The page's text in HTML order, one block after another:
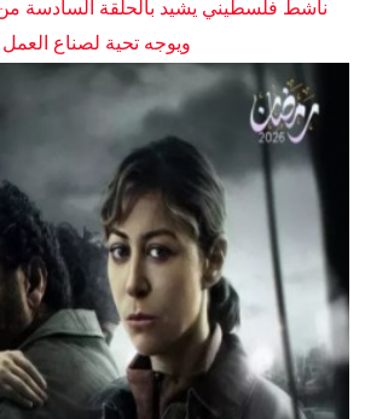
ناشط فلسطيني يشيد بالحلقة السادسة
ويوجه تحية لصناع العمل